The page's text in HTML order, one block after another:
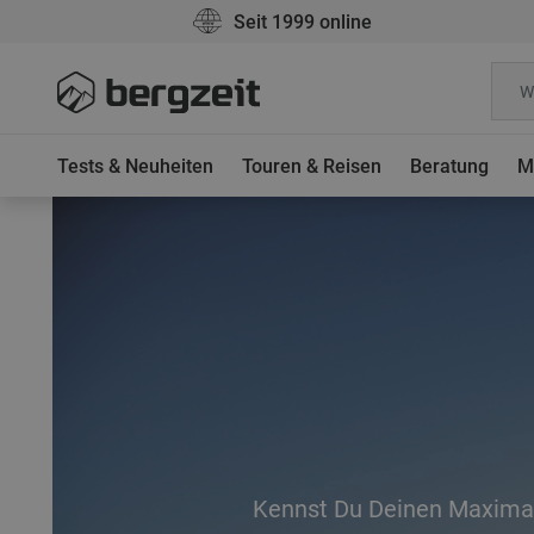
Seit 1999 online
Tests & Neuheiten Touren & Reisen Beratung
Kennst Du Deinen